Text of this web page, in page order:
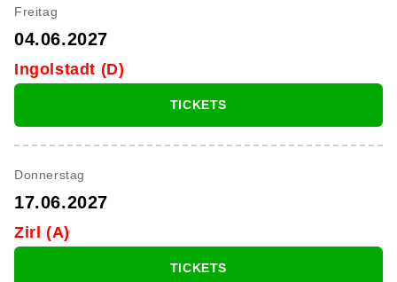
Freitag
04.06.2027
Ingolstadt (D)
TICKETS
Donnerstag
17.06.2027
Zirl (A)
TICKETS